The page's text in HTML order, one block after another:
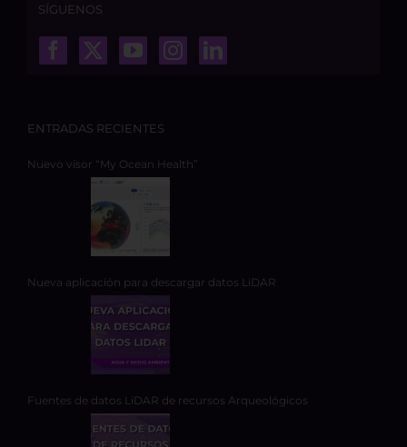
SÍGUENOS
ENTRADAS RECIENTES
Nuevo visor “My Ocean Health”
Nueva aplicación para descargar datos LiDAR
Fuentes de datos LiDAR de recursos Arqueológicos